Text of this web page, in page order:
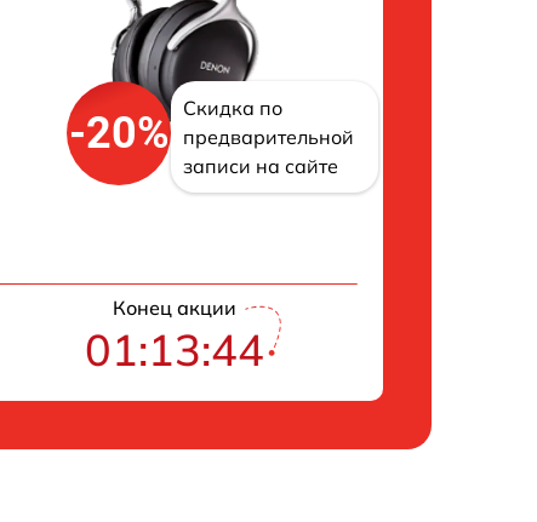
-20%
Скидка по
предварительной
записи на сайте
Конец акции
01:13:43